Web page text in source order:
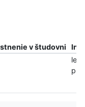
v študovni
Info
len